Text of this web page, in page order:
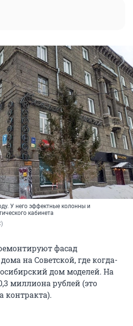
У него эффектные колонны и
кабинета
фасад
на Советской, где когда-
дом моделей. На
миллиона рублей (это
контракта).